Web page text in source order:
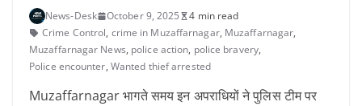
News-Desk October 9, 2025
4 min read
Crime Control, crime in Muzaffarnagar, Muzaffarnagar,
Muzaffarnagar News, police action, police bravery,
Police encounter, Wanted thief arrested
Muzaffarnagar भागते समय इन अपराधियों ने पुलिस टीम पर